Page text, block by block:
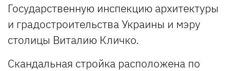
Государственную инспекцию архитектуры
и градостроительства Украины и мэру
столицы Виталию Кличко.
Скандальная стройка расположена по